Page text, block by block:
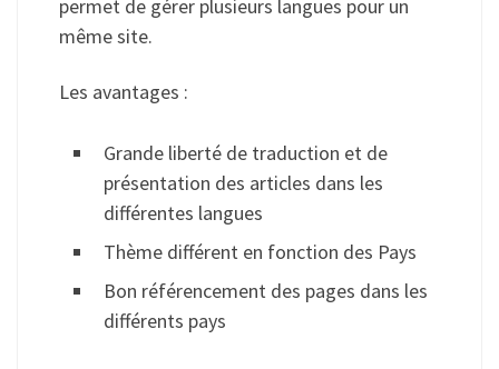
permet de gérer plusieurs langues pour un
même site.
Les avantages :
Grande liberté de traduction et de
présentation des articles dans les
différentes langues
Thème différent en fonction des Pays
Bon référencement des pages dans les
différents pays